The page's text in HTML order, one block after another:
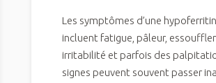
Les symptômes d’une
incluent fatigue, pâleur,
irritabilité et parfois des
signes peuvent souvent passer